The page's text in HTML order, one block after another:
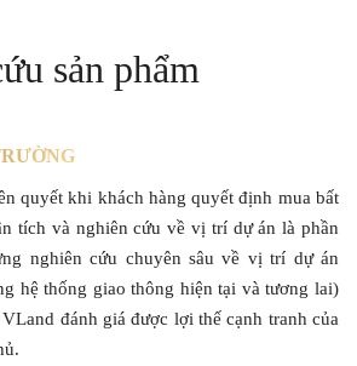
sản phẩm
quyết khi khách hàng quyết định mua bất
tích và nghiên cứu về vị trí dự án là phần
nghiên cứu chuyên sâu về vị trí dự án
hệ thống giao thông hiện tại và tương lai)
đánh giá được lợi thế cạnh tranh của